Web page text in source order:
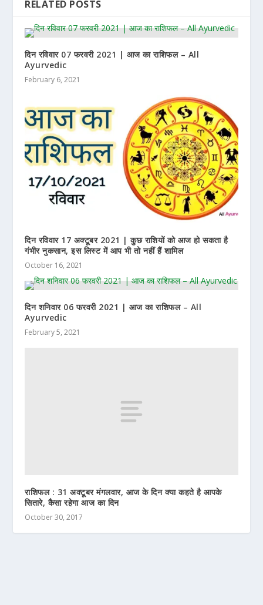
RELATED POSTS
दिन रविवार 07 फरवरी 2021 | आज का राशिफल – All
Ayurvedic
February 6, 2021
दिन रविवार 17 अक्टूबर 2021 | कुछ राशियों को आज हो सकता है
गंभीर नुकसान, इस लिस्ट में आप भी तो नहीं हैं शामिल
October 16, 2021
दिन शनिवार 06 फरवरी 2021 | आज का राशिफल – All
Ayurvedic
February 5, 2021
राशिफल : 31 अक्टूबर मंगलवार, आज के दिन क्या कहते है आपके
सितारे, कैसा रहेगा आज का दिन
October 30, 2017